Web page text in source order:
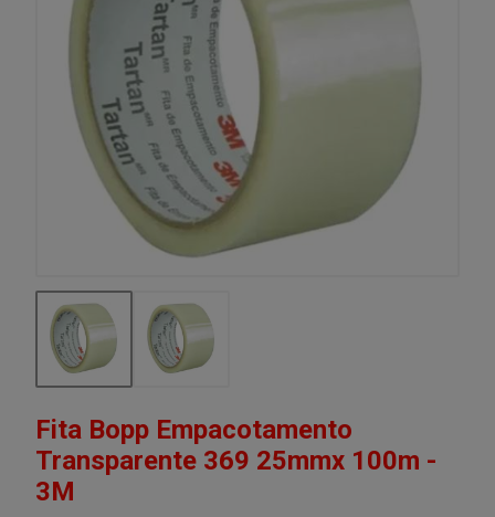
Fita Bopp Empacotamento
Transparente 369 25mmx 100m -
3M